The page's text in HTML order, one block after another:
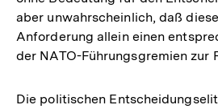
aber unwahrscheinlich, daß
Anforderung allein einen
der NATO-Führungsgremien zur
Die politischen